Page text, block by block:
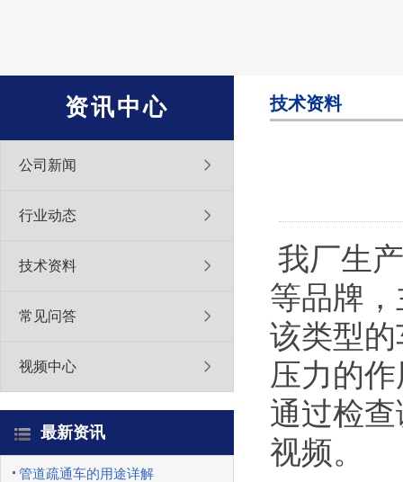
资讯中心
公司新闻
行业动态
技术资料
常见问答
视频中心
最新资讯
管道疏通车的用途详解
技术资料
我厂生
等品牌
该类型
压力的
通过检
视频。